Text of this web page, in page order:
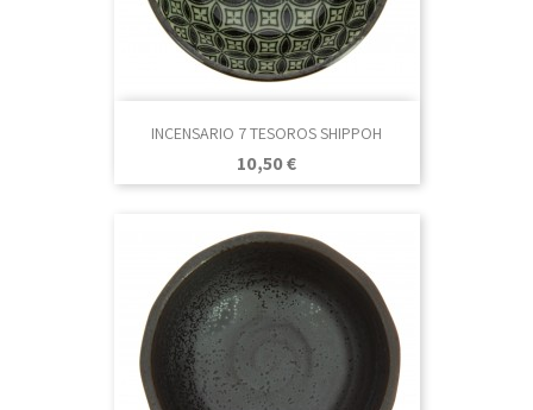
INCENSARIO 7 TESOROS SHIPPOH
Precio
10,50 €